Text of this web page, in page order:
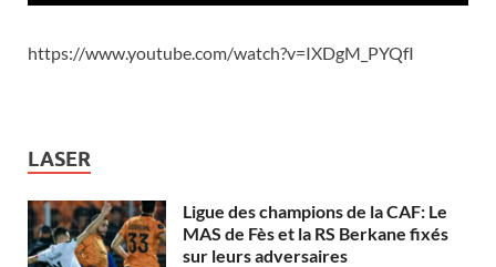
https://www.youtube.com/watch?v=IXDgM_PYQfI
LASER
Ligue des champions de la CAF: Le
MAS de Fès et la RS Berkane fixés
sur leurs adversaires